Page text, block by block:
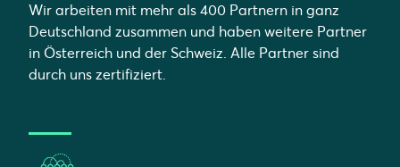
Wir arbeiten mit mehr als 400 Partnern in ganz
Deutschland zusammen und haben weitere Partner
in Österreich und der Schweiz. Alle Partner sind
durch uns zertifiziert.